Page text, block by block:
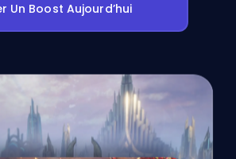
Un Boost Aujourd’hui